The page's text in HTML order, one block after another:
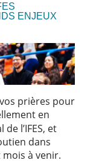
ENJEUX
prières pour
en
l’IFES, et
dans
à venir.